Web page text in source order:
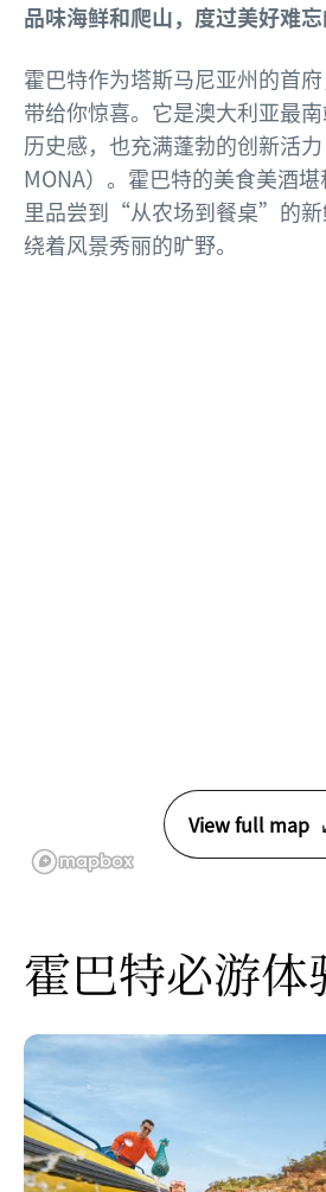
品味海鲜和爬山，度过美好难忘
霍巴特作为塔斯马尼亚州的首
带给你惊喜。它是澳大利亚最
历史感，也充满蓬勃的创新活
MONA）。霍巴特的美食美酒
里品尝到“从农场到餐桌”的新
绕着风景秀丽的旷野。
View full map
霍巴特必游体